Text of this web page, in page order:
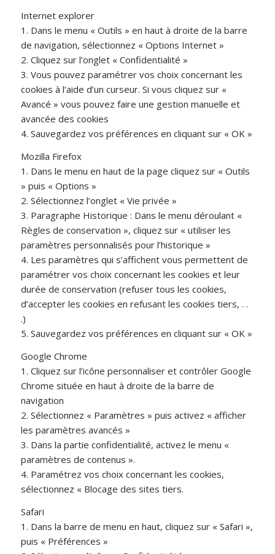
Internet explorer
1. Dans le menu « Outils » en haut à droite de la barre
de navigation, sélectionnez « Options Internet »
2. Cliquez sur l’onglet « Confidentialité »
3. Vous pouvez paramétrer vos choix concernant les
cookies à l’aide d’un curseur. Si vous cliquez sur «
Avancé » vous pouvez faire une gestion manuelle et
avancée des cookies
4. Sauvegardez vos préférences en cliquant sur « OK »
Mozilla Firefox
1. Dans le menu en haut de la page cliquez sur « Outils
» puis « Options »
2. Sélectionnez l’onglet « Vie privée »
3. Paragraphe Historique : Dans le menu déroulant «
Règles de conservation », cliquez sur « utiliser les
paramètres personnalisés pour l’historique »
4. Les paramètres qui s’affichent vous permettent de
paramétrer vos choix concernant les cookies et leur
durée de conservation (refuser tous les cookies,
d’accepter les cookies en refusant les cookies tiers, . .
.)
5. Sauvegardez vos préférences en cliquant sur « OK »
Google Chrome
1. Cliquez sur l’icône personnaliser et contrôler Google
Chrome située en haut à droite de la barre de
navigation
2. Sélectionnez « Paramètres » puis activez « afficher
les paramètres avancés »
3. Dans la partie confidentialité, activez le menu «
paramètres de contenus ».
4. Paramétrez vos choix concernant les cookies,
sélectionnez « Blocage des sites tiers.
Safari
1. Dans la barre de menu en haut, cliquez sur « Safari »,
puis « Préférences »